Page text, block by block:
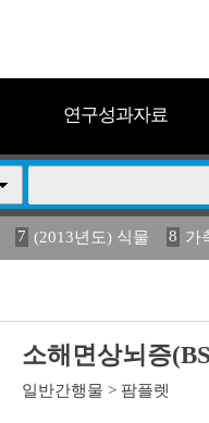
연구성과자료
7 (2013년도) 식물 8 가
16 관리 17 연보 18
소해면상뇌증
일반간행물 > 팜플렛